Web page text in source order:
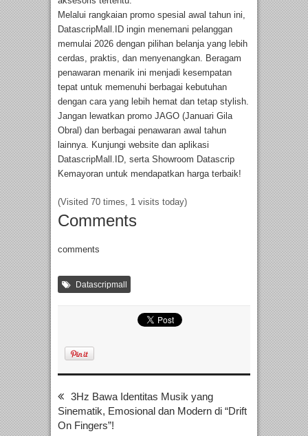
Melalui rangkaian promo spesial awal tahun ini,
DatascripMall.ID ingin menemani pelanggan
memulai 2026 dengan pilihan belanja yang lebih
cerdas, praktis, dan menyenangkan. Beragam
penawaran menarik ini menjadi kesempatan
tepat untuk memenuhi berbagai kebutuhan
dengan cara yang lebih hemat dan tetap stylish.
Jangan lewatkan promo JAGO (Januari Gila
Obral) dan berbagai penawaran awal tahun
lainnya. Kunjungi website dan aplikasi
DatascripMall.ID, serta Showroom Datascrip
Kemayoran untuk mendapatkan harga terbaik!
(Visited 70 times, 1 visits today)
Comments
comments
Datascripmall
3Hz Bawa Identitas Musik yang
Sinematik, Emosional dan Modern di “Drift
On Fingers”!